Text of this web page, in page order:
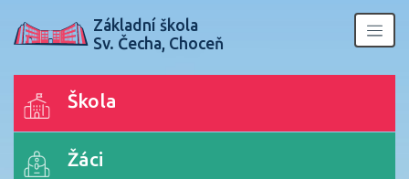
Základní škola
Sv. Čecha, Choceň
Škola
Žáci